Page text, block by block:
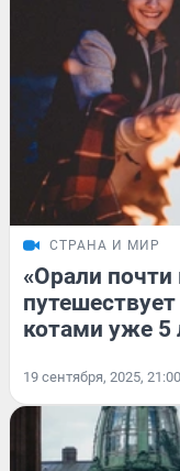
СТРАНА И МИР
«Орали
котами уже 5
19 сентября, 2025, 21:00